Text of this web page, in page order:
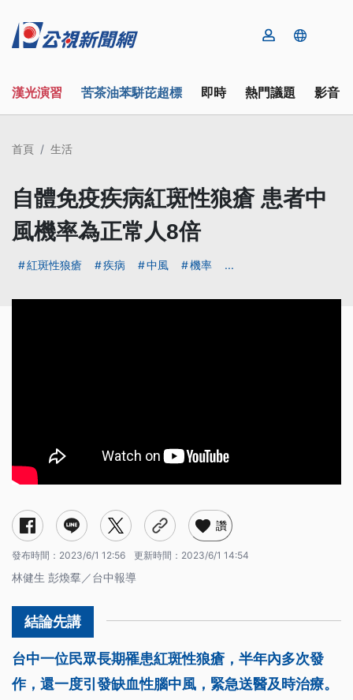
漢光演習 苦茶油苯駢芘超標 即時 熱門議題 影音
首頁 生活
自體免疫疾病紅斑性狼瘡 患者中
風機率為正常人8倍
紅斑性狼瘡 疾病 中風 機率 ...
讚
發布時間： 2023/6/1 12:56 更新時間： 2023/6/1 14:54
林健生 彭煥羣／台中報導
台中一位民眾長期罹患紅斑性狼瘡，半年內多次發
作，還一度引發缺血性腦中風，緊急送醫及時治療。